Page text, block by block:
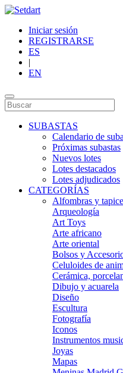
Iniciar sesión
REGISTRARSE
ES
|
EN
SUBASTAS
Calendario de
Próximas subastas
Nuevos lotes
Lotes destacados
Lotes adjudicados
CATEGORÍAS
Alfombras y
Arqueología
Art Toys
Arte africano
Arte oriental
Bolsos y
Celuloides de
Cerámica,
Dibujo y acuarela
Diseño
Escultura
Fotografía
Iconos
Instrumentos
Joyas
Mapas